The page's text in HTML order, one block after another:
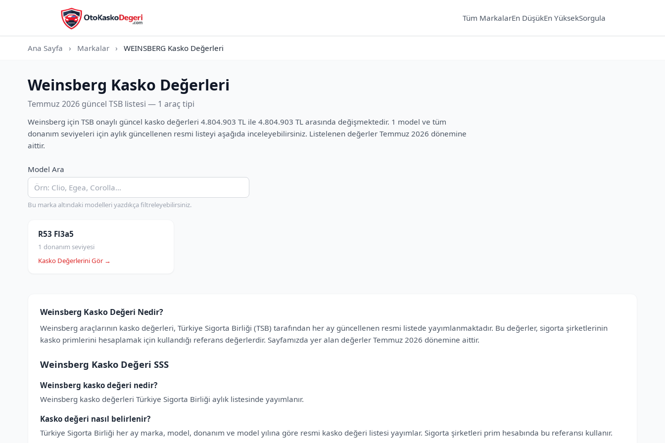
Tüm MarkalarEn DüşükEn YüksekSorgula
Ana Sayfa › Markalar › WEINSBERG Kasko Değerleri
Weinsberg Kasko Değerleri
Temmuz 2026 güncel TSB listesi — 1 araç tipi
Weinsberg için TSB onaylı güncel kasko değerleri 4.804.903 TL ile 4.804.903 TL arasında değişmektedir. 1 model ve tüm
donanım seviyeleri için aylık güncellenen resmi listeyi aşağıda inceleyebilirsiniz. Listelenen değerler Temmuz 2026 dönemine
aittir.
Model Ara
Bu marka altındaki modelleri yazdıkça filtreleyebilirsiniz.
R53 Fl3a5
1 donanım seviyesi
Kasko Değerlerini Gör →
Weinsberg Kasko Değeri Nedir?
Weinsberg araçlarının kasko değerleri, Türkiye Sigorta Birliği (TSB) tarafından her ay güncellenen resmi listede yayımlanmaktadır. Bu değerler, sigorta şirketlerinin
kasko primlerini hesaplamak için kullandığı referans değerlerdir. Sayfamızda yer alan değerler Temmuz 2026 dönemine aittir.
Weinsberg Kasko Değeri SSS
Weinsberg kasko değeri nedir?
Weinsberg kasko değerleri Türkiye Sigorta Birliği aylık listesinde yayımlanır.
Kasko değeri nasıl belirlenir?
Türkiye Sigorta Birliği her ay marka, model, donanım ve model yılına göre resmi kasko değeri listesi yayımlar. Sigorta şirketleri prim hesabında bu referansı kullanır.